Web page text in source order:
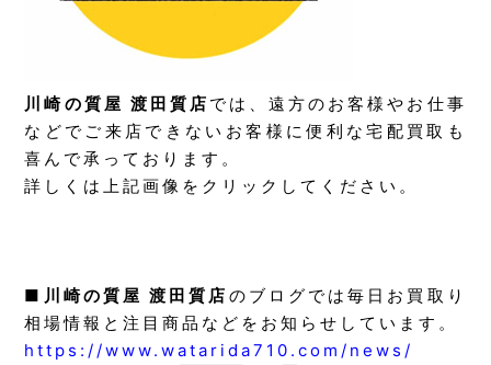
川崎の質屋 渡田質店 では、遠方のお客様やお仕事
などでご来店できないお客様に便利な宅配買取も
喜んで承っております。
詳しくは上記画像をクリックしてください。
■ 川崎の質屋 渡田質店 のブログでは毎日お買取り
相場情報と注目商品などをお知らせしています。
https://www.watarida710.com/news/